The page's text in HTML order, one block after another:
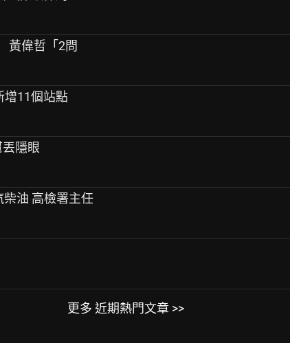
黃偉哲「2問
增11個站點
隱眼
柴油 高檢署主任
更多 近期熱門文章 >>